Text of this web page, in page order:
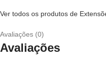
Ver todos os produtos de
Avaliações (0)
Avaliações